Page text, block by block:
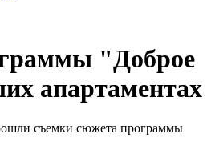
"Доброе
апартаментах
съемки сюжета программы